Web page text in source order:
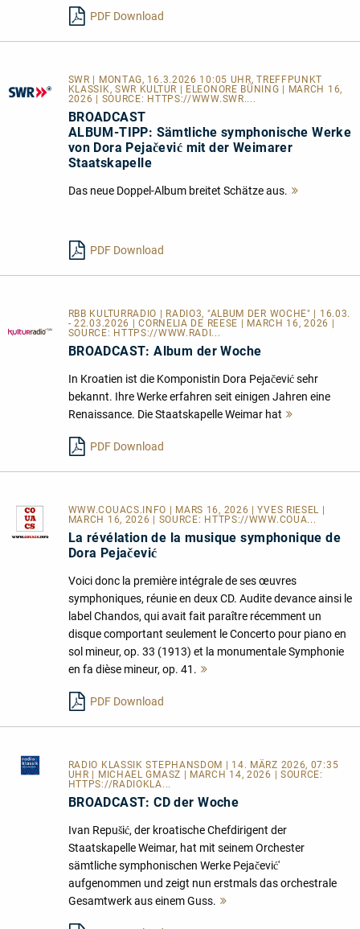
PDF Download
SWR | MONTAG, 16.3.2026 10:05 UHR, TREFFPUNKT
KLASSIK, SWR KULTUR | ELEONORE BÜNING | MARCH 16,
2026 | SOURCE: HTTPS://WWW.SWR....
BROADCAST
ALBUM-TIPP: Sämtliche symphonische Werke
von Dora Pejačević mit der Weimarer
Staatskapelle
Das neue Doppel-Album breitet Schätze aus.
PDF Download
RBB KULTURRADIO | RADIO3, "ALBUM DER WOCHE" | 16.03.
- 22.03.2026 | CORNELIA DE REESE | MARCH 16, 2026 |
SOURCE: HTTPS://WWW.RADI...
BROADCAST: Album der Woche
In Kroatien ist die Komponistin Dora Pejačević sehr
bekannt. Ihre Werke erfahren seit einigen Jahren eine
Renaissance. Die Staatskapelle Weimar hat
PDF Download
WWW.COUACS.INFO
| MARS 16, 2026 | YVES RIESEL |
MARCH 16, 2026 | SOURCE: HTTPS://WWW.COUA...
La révélation de la musique symphonique de
Dora Pejačević
Voici donc la première intégrale de ses œuvres
symphoniques, réunie en deux CD. Audite devance ainsi le
label Chandos, qui avait fait paraître récemment un
disque comportant seulement le Concerto pour piano en
sol mineur, op. 33 (1913) et la monumentale Symphonie
en fa dièse mineur, op. 41.
PDF Download
RADIO KLASSIK STEPHANSDOM
| 14. MÄRZ 2026, 07:35
UHR | MICHAEL GMASZ | MARCH 14, 2026 | SOURCE:
HTTPS://RADIOKLA...
BROADCAST: CD der Woche
Ivan Repušić, der kroatische Chefdirigent der
Staatskapelle Weimar, hat mit seinem Orchester
sämtliche symphonischen Werke Pejačević'
aufgenommen und zeigt nun erstmals das orchestrale
Gesamtwerk aus einem Guss.